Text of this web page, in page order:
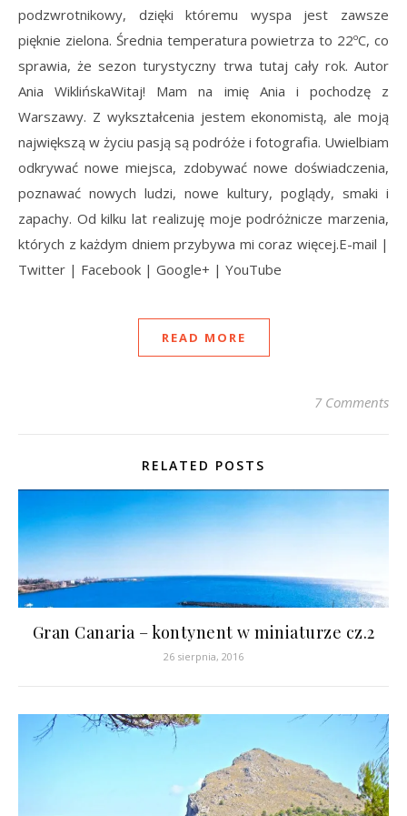
podzwrotnikowy, dzięki któremu wyspa jest zawsze
pięknie zielona. Średnia temperatura powietrza to 22ºC, co
sprawia, że sezon turystyczny trwa tutaj cały rok. Autor
Ania WiklińskaWitaj! Mam na imię Ania i pochodzę z
Warszawy. Z wykształcenia jestem ekonomistą, ale moją
największą w życiu pasją są podróże i fotografia. Uwielbiam
odkrywać nowe miejsca, zdobywać nowe doświadczenia,
poznawać nowych ludzi, nowe kultury, poglądy, smaki i
zapachy. Od kilku lat realizuję moje podróżnicze marzenia,
których z każdym dniem przybywa mi coraz więcej.E-mail |
Twitter | Facebook | Google+ | YouTube
READ MORE
7 Comments
RELATED POSTS
Gran Canaria – kontynent w miniaturze cz.2
26 sierpnia, 2016